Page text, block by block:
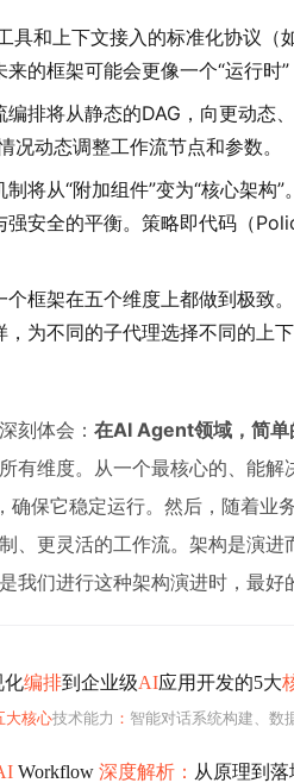
具和上下文接入的标准化协议
来的框架可能会更像一个“运行
编排将从静态的DAG，向更动态
况动态调整工作流节点和参数。
制将从“附加组件”变为“核心架构
强安全的平衡。策略即代码（
个框架在五个维度上都做到极致
，为不同的子代理选择不同的上
刻体会： 在AI Agent领域，简单
有维度。从一个最核心的、能
保它稳定运行。然后，随着业
、更灵活的工作流。架构是演
我们进行这种架构演进时，最好
化编排到企业级AI应用开发的5大
大核心技术能力 ： 智能对话系统构建、数据处理与可视化分析、多语言翻译与内容优化、知识库
Workflow 深度解析： 从原理到